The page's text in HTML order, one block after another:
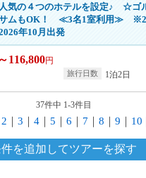
人気の４つのホテルを設定♪ ☆ゴ
ムもOK！ ≪3名1室利用≫
年10月出発
116,800円
1泊2日
37件中 1-3件目
2 3 4｜ 5 6 7 8 9 10
を追加してツアーを探す